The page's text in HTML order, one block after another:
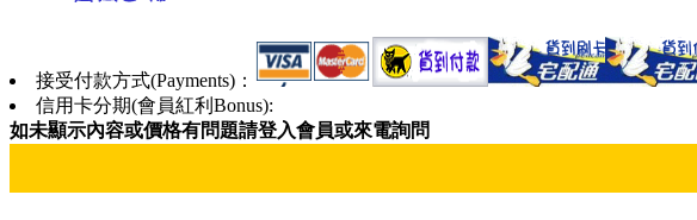
接受付款方式(Payments)：
信用卡分期(會員紅利Bonus):
如未顯示內容或價格有問題請登入會員或來電詢問